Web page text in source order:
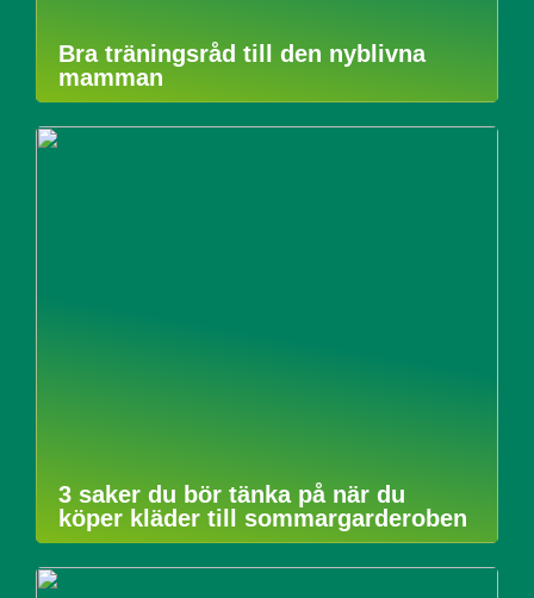
Bra träningsråd till den nyblivna
mamman
3 saker du bör tänka på när du
köper kläder till sommargarderoben